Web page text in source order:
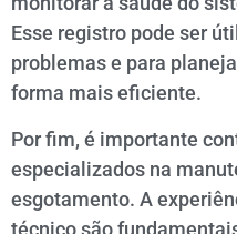
Esse registro pode ser
problemas e para
forma mais eficiente.
Por fim, é importante
especializados na
esgotamento. A
técnico são